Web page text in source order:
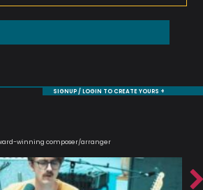
SIGNUP / LOGIN TO CREATE YOURS +
winning composer/arranger